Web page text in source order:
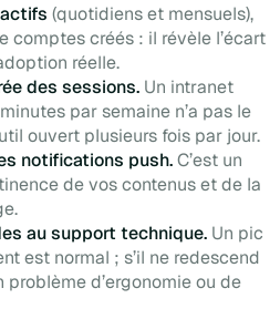
(quotidiens et mensuels),
comptes créés : il révèle l’écart
réelle.
des sessions. Un intranet
par semaine n’a pas le
ouvert plusieurs fois par jour.
notifications push.C’est un
de vos contenus et de la
au support technique. Un pic
est normal ; s’il ne redescend
problème d’ergonomie ou de